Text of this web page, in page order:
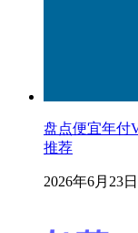
盘点便宜年付
推荐
2026年6月23日